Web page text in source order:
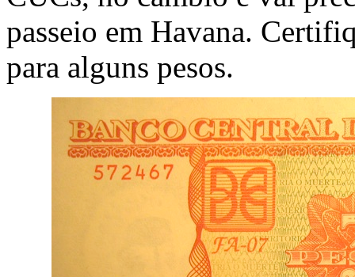
passeio em Havana.
para alguns pesos.